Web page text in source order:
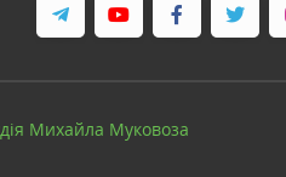
Михайла Муковоза